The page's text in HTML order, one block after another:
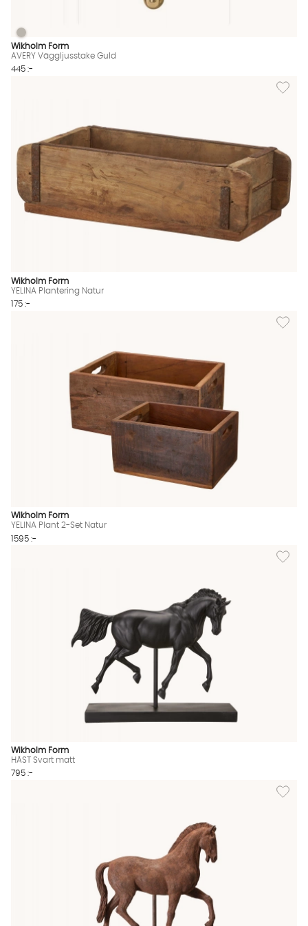
AVERY Väggljusstake Guld Finns även i dessa färger:
AVERY Väggljusstake Guld
Wikholm Form
AVERY Väggljusstake Guld
445 :-
Lägg
Wikholm Form
YELINA Plantering Natur
175 :-
Lägg
Wikholm Form
YELINA Plant 2-Set Natur
1595 :-
Lägg
Wikholm Form
HÄST Svart matt
795 :-
Lägg